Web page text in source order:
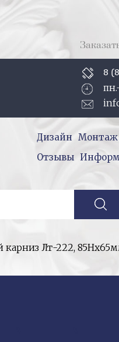
8
Дизайн Монтаж
Отзывы
карниз Лт-222,